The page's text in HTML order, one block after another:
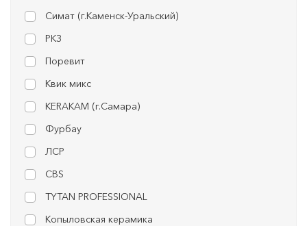
Симат (г.Каменск-Уральский)
РКЗ
Поревит
Квик микс
KERAKAM (г.Самара)
Фурбау
ЛСР
CBS
TYTAN PROFESSIONAL
Копыловская керамика